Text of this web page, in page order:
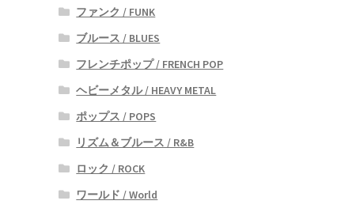
ファンク / FUNK
ブルース / BLUES
フレンチポップ / FRENCH POP
ヘビーメタル / HEAVY METAL
ポップス / POPS
リズム＆ブルース / R&B
ロック / ROCK
ワールド / World